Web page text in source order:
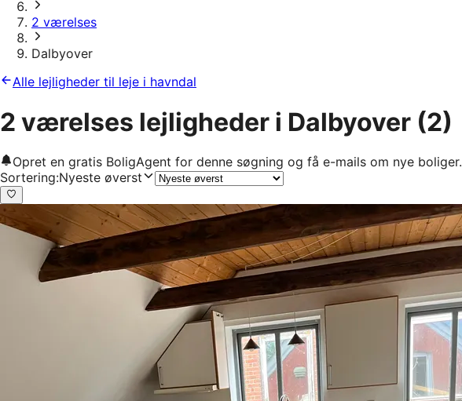
2 værelses
Dalbyover
Alle lejligheder til leje i havndal
2 værelses lejligheder i Dalbyover (2)
Opret en gratis BoligAgent for denne søgning og få e-mails om nye boliger.
Sortering:Nyeste øverst